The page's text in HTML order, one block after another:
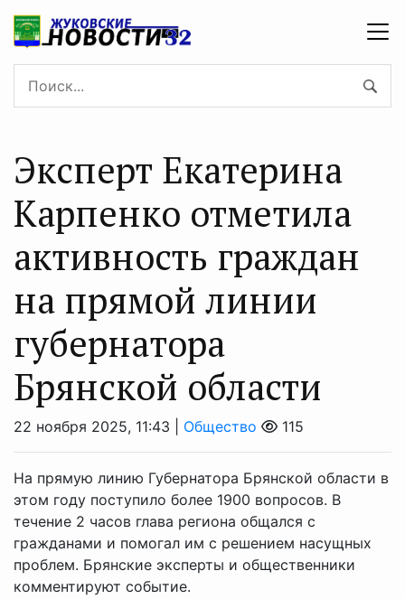
Эксперт Екатерина
Карпенко отметила
активность граждан
на прямой линии
губернатора
Брянской области
22 ноября 2025, 11:43 | Общество 115
На прямую линию Губернатора Брянской области в
этом году поступило более 1900 вопросов. В
течение 2 часов глава региона общался с
гражданами и помогал им с решением насущных
проблем. Брянские эксперты и общественники
комментируют событие.